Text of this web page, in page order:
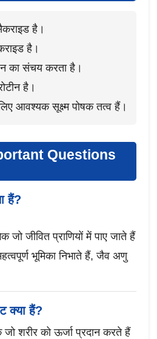
है।
है।
का संचय करता है।
है।
आवश्यक सूक्ष्म पोषक तत्व हैं।
Questions
हैं?
जो जीवित प्राणियों में पाए जाते हैं
भूमिका निभाते हैं, जैव अणु
क्या हैं?
जो शरीर को ऊर्जा प्रदान करते हैं